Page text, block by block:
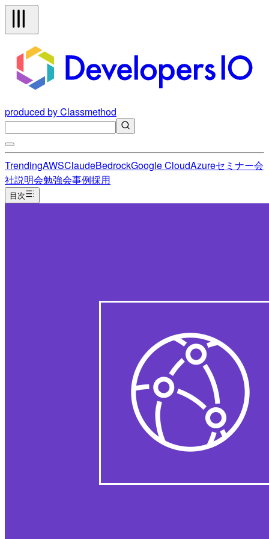
produced by Classmethod
TrendingAWSClaudeBedrockGoogle CloudAzureセミナー会
社説明会勉強会事例採用
目次